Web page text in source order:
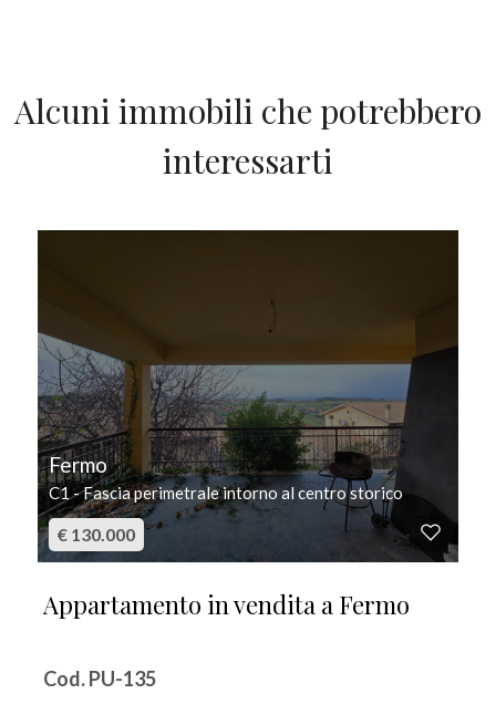
Alcuni immobili che potrebbero
interessarti
Fermo
C1 - Fascia perimetrale intorno al centro storico
€ 130.000
Appartamento in vendita a Fermo
Cod. PU-135